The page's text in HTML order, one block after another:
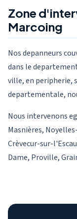
Zone
Marcoing
Nos depanneurs
dans le
ville, en peripherie,
departementale,
Nous intervenons
Masnières,
Crèvecur-sur-
Dame, Proville,